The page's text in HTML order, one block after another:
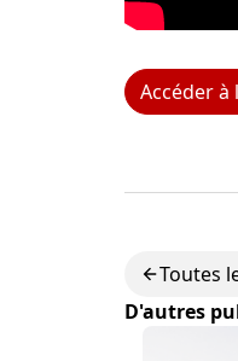
Accéder
Toutes
D'autres